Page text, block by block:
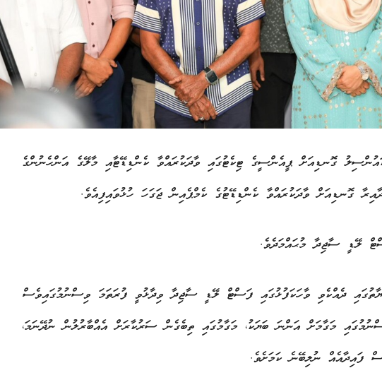
ގޮނޑިއަށް ޕީއެންސީގެ ޓިކެޓުގައި ވާދަކުރައްވާ ކެންޑިޑޭޓާއި މާލޭގެ އަންހެނުންގެ
ގޮނޑިއަށް ވާދަކުރައްވާ ކެންޑިޑޭޓުގެ ކެމްޕެއިން ޖަގަހަ ހުޅުވައިފިއެވެ.
ލޭޑީ ސާޖިދާ މުޙައްމަދެވެ.
ދެއްކެވި ވާހަކަފުޅުގައި ފަސްޓް ލޭޑީ ސާޖިދާ ވިދާޅުވީ ފުރަތަމަ ވިސްނުމުގައިވެސް
މަގާމަށް އަންނަ ބަޔަކު، މަގާމުގައި ތިބެގެން ސަރުކާރަށް އެއްބާރުލުން ނުދޭނަމަ،
ފައިދާއެއް ނުލިބޭނެ ކަމަށެވެ.